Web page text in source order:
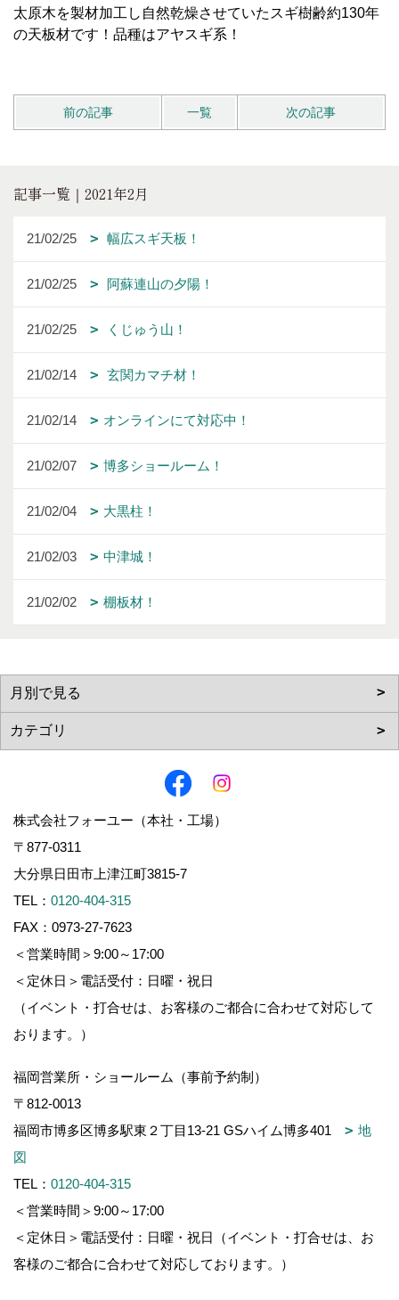
太原木を製材加工し自然乾燥させていたスギ樹齢約130年
の天板材です！品種はアヤスギ系！
前の記事 一覧 次の記事
記事一覧｜2021年2月
21/02/25 幅広スギ天板！
21/02/25 阿蘇連山の夕陽！
21/02/25 くじゅう山！
21/02/14 玄関カマチ材！
21/02/14 オンラインにて対応中！
21/02/07 博多ショールーム！
21/02/04 大黒柱！
21/02/03 中津城！
21/02/02 棚板材！
株式会社フォーユー（本社・工場）
〒877-0311
大分県日田市上津江町3815-7
TEL： 0120-404-315
FAX：0973-27-7623
＜営業時間＞9:00～17:00
＜定休日＞電話受付：日曜・祝日
（イベント・打合せは、お客様のご都合に合わせて対応して
おります。）
福岡営業所・ショールーム（事前予約制）
〒812-0013
福岡市博多区博多駅東２丁目13-21 GSハイム博多401
地
図
TEL： 0120-404-315
＜営業時間＞9:00～17:00
＜定休日＞電話受付：日曜・祝日（イベント・打合せは、お
客様のご都合に合わせて対応しております。）